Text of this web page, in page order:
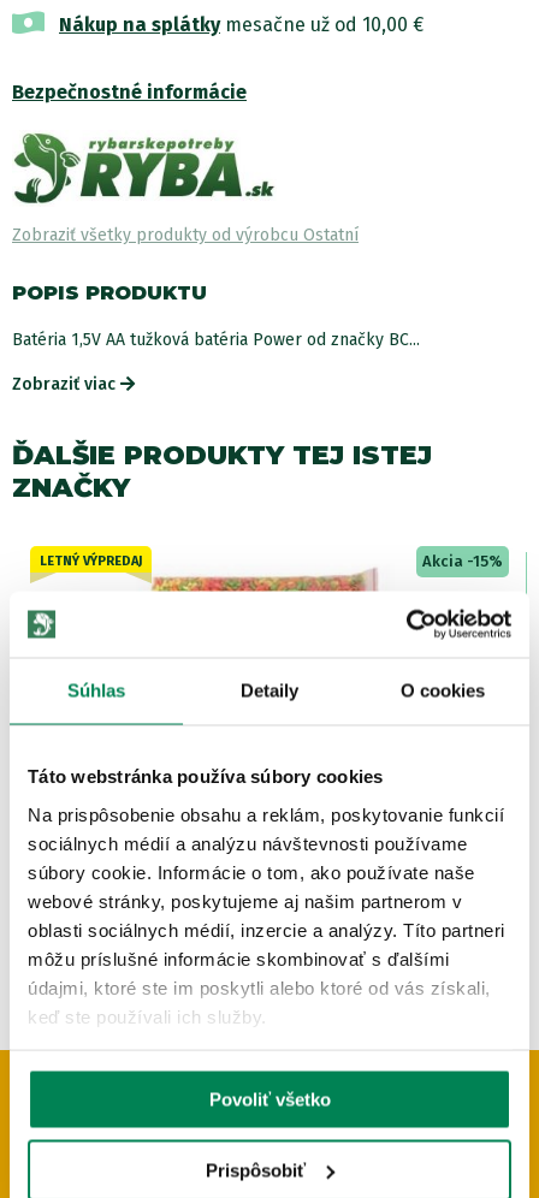
Súhlas Detaily O cookies
Táto webstránka používa súbory cookies
Na prispôsobenie obsahu a reklám, poskytovanie funkcií
sociálnych médií a analýzu návštevnosti používame
súbory cookie. Informácie o tom, ako používate naše
webové stránky, poskytujeme aj našim partnerom v
oblasti sociálnych médií, inzercie a analýzy. Títo partneri
môžu príslušné informácie skombinovať s ďalšími
údajmi, ktoré ste im poskytli alebo ktoré od vás získali,
keď ste používali ich služby.
Povoliť všetko
Prispôsobiť
Nákup na splátkymesačne už od 10,00 €
Bezpečnostné informácie
Zobraziť všetky produkty od výrobcu Ostatní
POPIS PRODUKTU
Batéria 1,5V AA tužková batéria Power od značky BC...
Zobraziť viac
ĎALŠIE PRODUKTY TEJ ISTEJ
ZNAČKY
LETNÝ VÝPREDAJ Akcia -15%
Lampa proti komárom Air Tornado
Skladom / u vás už 11.08.
OD 14.37 €
pôvodneod 16.90 €
PREČO U NÁS NAKUPOVAŤ